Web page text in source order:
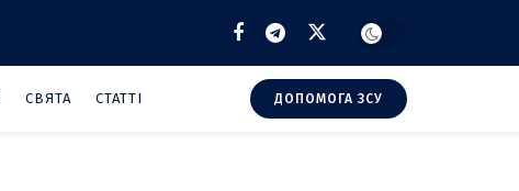
СВЯТА СТАТТІ ДОПОМОГА ЗСУ